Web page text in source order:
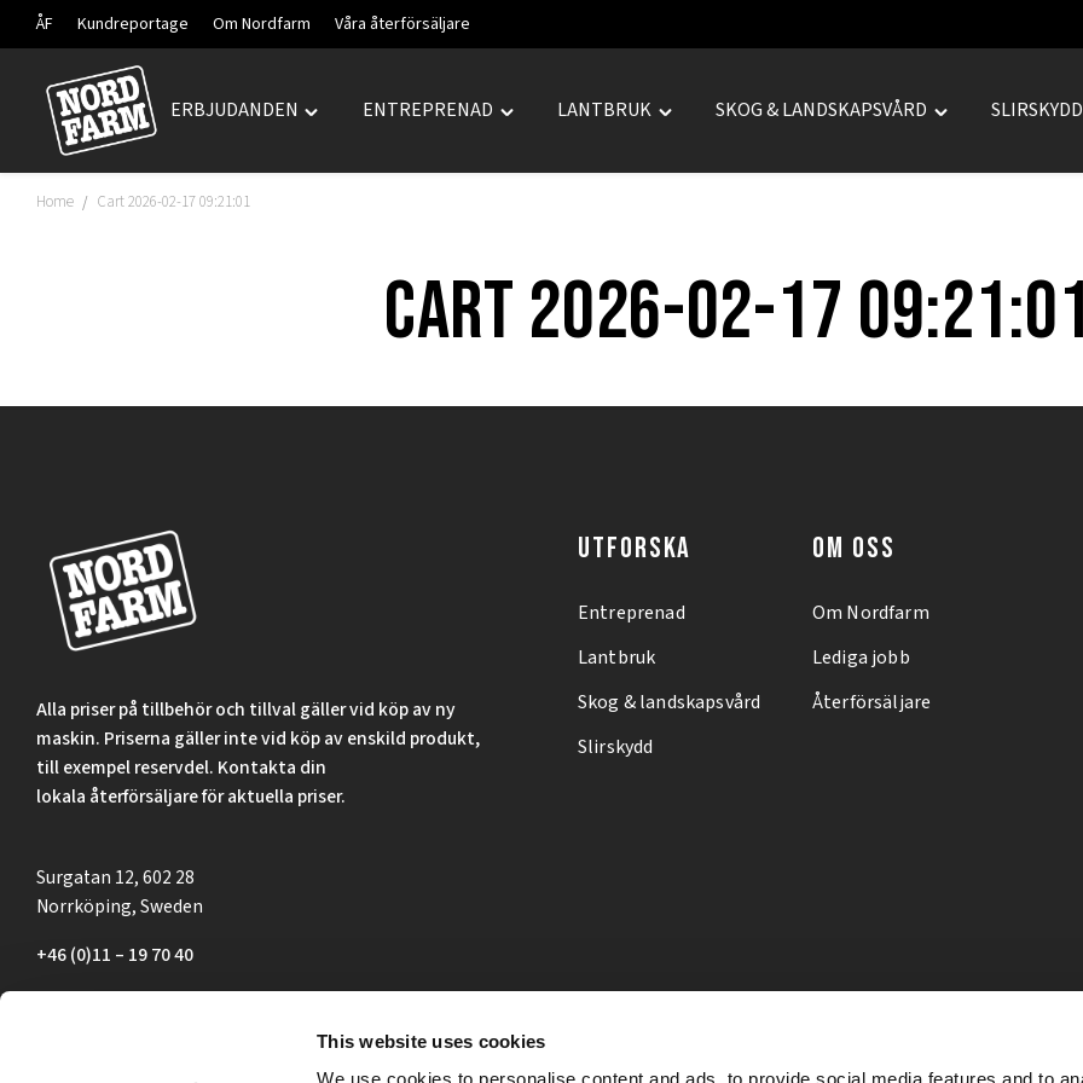
This website uses cookies
ÅF Kundreportage Om Nordfarm Våra återförsäljare
Hoppa
innehåll
ERBJUDANDEN
Toggle
ENTREPRENAD
Toggle
LANTBRUK
Toggle
SKOG & LANDSKAPSVÅRD
Toggle
SLIRSKYDD
Home / Cart 2026-02-17 09:21:01
Cart 2026-02-17 09:21:01
Alla priser på tillbehör och tillval gäller vid köp av ny
maskin. Priserna gäller inte vid köp av enskild produkt,
till exempel reservdel. Kontakta din
lokala återförsäljare för aktuella priser.
Surgatan 12, 602 28
Norrköping, Sweden
+46 (0)11 – 19 70 40
UTFORSKA
Entreprenad
Lantbruk
Skog & landskapsvård
Slirskydd
OM OSS
Om Nordfarm
Lediga jobb
Återförsäljare